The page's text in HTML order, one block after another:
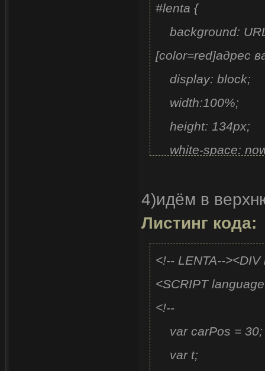
#lenta {
background:
[color=red]адрес
display: block;
width:100%;
height: 134px;
white-space:
overflow:
border-top:
border-bottom:
}
#lenta DIV {
#lenta .left,
display:block;
4)идём в
Листинг кода:
<!-- LENTA--
<SCRIPT
<!--
var carPos =
var t;